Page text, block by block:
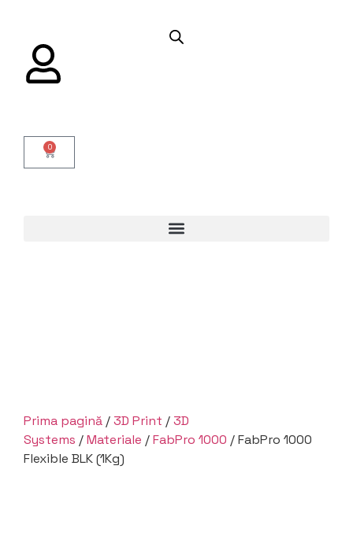
0
Prima pagină /3D Print /3D
Systems /Materiale /FabPro 1000 / FabPro 1000
Flexible BLK (1Kg)